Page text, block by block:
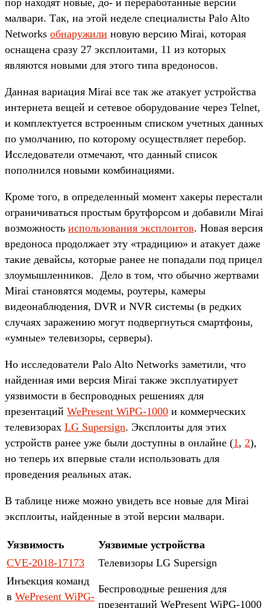
малвари. Так, на этой неделе специалисты Palo Alto
Networks обнаружили новую версию Mirai, которая
оснащена сразу 27 эксплоитами, 11 из которых
являются новыми для этого типа вредоносов.
Данная вариация Mirai все так же атакует устройства
интернета вещей и сетевое оборудование через Telnet,
и комплектуется встроенным списком учетных данных
по умолчанию, по которому осуществляет перебор.
Исследователи отмечают, что данный список
пополнился новыми комбинациями.
Кроме того, в определенный момент хакеры перестали
ограничиваться простым брутфорсом и добавили Mirai
возможность использования эксплоитов. Новая версия
вредоноса продолжает эту «традицию» и атакует даже
такие девайсы, которые ранее не попадали под прицел
злоумышленников. Дело в том, что обычно жертвами
Mirai становятся модемы, роутеры, камеры
видеонаблюдения, DVR и NVR системы (в редких
случаях заражению могут подвергнуться смартфоны,
«умные» телевизоры, серверы).
Но исследователи Palo Alto Networks заметили, что
найденная ими версия Mirai также эксплуатирует
уязвимости в беспроводных решениях для
презентаций WePresent WiPG-1000 и коммерческих
телевизорах LG Supersign. Эксплоиты для этих
устройств ранее уже были доступны в онлайне (1 , 2),
но теперь их впервые стали использовать для
проведения реальных атак.
В таблице ниже можно увидеть все новые для Mirai
эксплоиты, найденные в этой версии малвари.
Уязвимость
Уязвимые устройства
CVE-2018-17173
Телевизоры LG Supersign
Инъекция команд
в WePresent WiPG-
Беспроводные решения для
презентаций WePresent WiPG-1000